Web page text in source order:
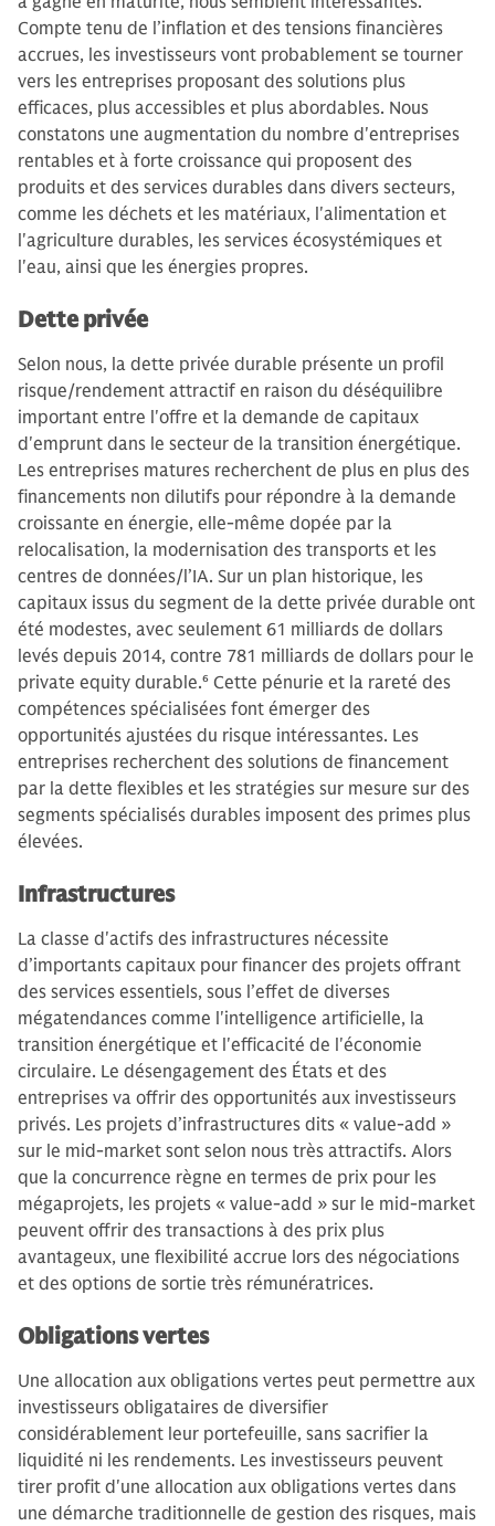
Compte tenu de l’inflation et des tensions financières
accrues, les investisseurs vont probablement se tourner
vers les entreprises proposant des solutions plus
efficaces, plus accessibles et plus abordables. Nous
constatons une augmentation du nombre d'entreprises
rentables et à forte croissance qui proposent des
produits et des services durables dans divers secteurs,
comme les déchets et les matériaux, l'alimentation et
l'agriculture durables, les services écosystémiques et
l'eau, ainsi que les énergies propres.
Dette privée
Selon nous, la dette privée durable présente un profil
risque/rendement attractif en raison du déséquilibre
important entre l'offre et la demande de capitaux
d'emprunt dans le secteur de la transition énergétique.
Les entreprises matures recherchent de plus en plus des
financements non dilutifs pour répondre à la demande
croissante en énergie, elle-même dopée par la
relocalisation, la modernisation des transports et les
centres de données/l’IA. Sur un plan historique, les
capitaux issus du segment de la dette privée durable ont
été modestes, avec seulement 61 milliards de dollars
levés depuis 2014, contre 781 milliards de dollars pour le
private equity durable.6 Cette pénurie et la rareté des
compétences spécialisées font émerger des
opportunités ajustées du risque intéressantes. Les
entreprises recherchent des solutions de financement
par la dette flexibles et les stratégies sur mesure sur des
segments spécialisés durables imposent des primes plus
élevées.
Infrastructures
La classe d'actifs des infrastructures nécessite
d’importants capitaux pour financer des projets offrant
des services essentiels, sous l’effet de diverses
mégatendances comme l'intelligence artificielle, la
transition énergétique et l'efficacité de l'économie
circulaire. Le désengagement des États et des
entreprises va offrir des opportunités aux investisseurs
privés. Les projets d’infrastructures dits « value-add »
sur le mid-market sont selon nous très attractifs. Alors
que la concurrence règne en termes de prix pour les
mégaprojets, les projets « value-add » sur le mid-market
peuvent offrir des transactions à des prix plus
avantageux, une flexibilité accrue lors des négociations
et des options de sortie très rémunératrices.
Obligations vertes
Une allocation aux obligations vertes peut permettre aux
investisseurs obligataires de diversifier
considérablement leur portefeuille, sans sacrifier la
liquidité ni les rendements. Les investisseurs peuvent
tirer profit d'une allocation aux obligations vertes dans
une démarche traditionnelle de gestion des risques, mais